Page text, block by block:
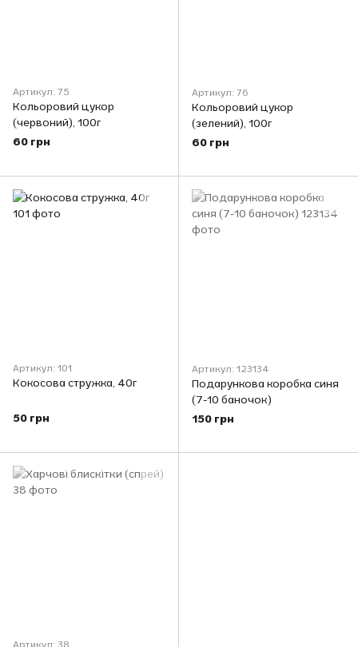
Артикул: 75
Кольоровий цукор
(червоний), 100г
60 грн
Артикул: 76
Кольоровий цукор
(зелений), 100г
60 грн
Артикул: 101
Кокосова стружка, 40г
50 грн
Артикул: 123134
Подарункова коробка синя
(7-10 баночок)
150 грн
Артикул: 38